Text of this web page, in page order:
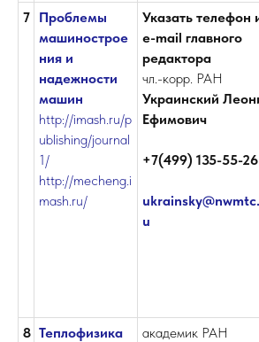
7 Проблемы
машинострое
ния и
надежности
машин
http://imash.ru/p
ublishing/journal
1/
http://mecheng.i
mash.ru/
Указать телефон
е-mail главного
редактора
чл.-корр. РАН
Украинский
Ефимович
+7(499) 135-55-26
u
8 Теплофизика
академик РАН